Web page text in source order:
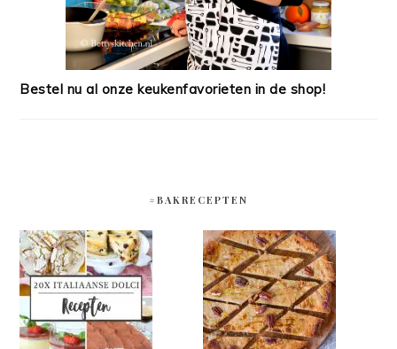
Bestel nu al onze keukenfavorieten in de shop!
#BAKRECEPTEN